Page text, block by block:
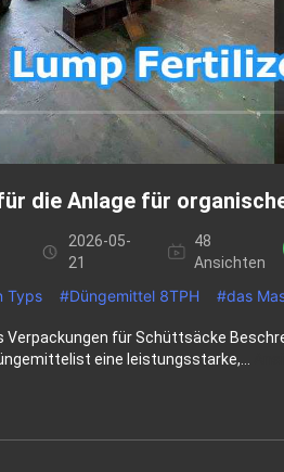
die Anlage für
2026-05-
21
48
Ansichten
Typs #Düngemittel 8TPH #das
für Schüttsäcke
eine leistungsstarke,...